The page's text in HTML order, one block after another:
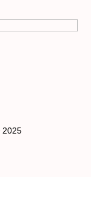
2025